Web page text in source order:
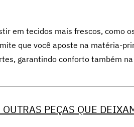
em tecidos mais frescos, como
que você aposte na matéria-
garantindo conforto também
OUTRAS PEÇAS QUE